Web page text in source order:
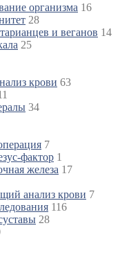
организма 16
28
и веганов 14
25
крови 63
34
7
фактор 1
железа 17
анализ крови 7
116
28